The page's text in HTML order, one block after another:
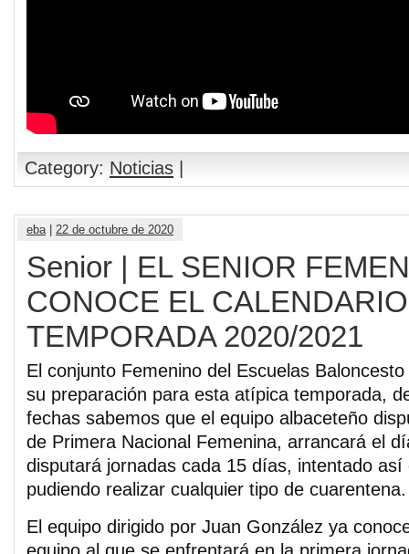
Category: Noticias
eba| 22 de octubre de 2020
Senior | EL SENIOR
CONOCE EL
TEMPORADA 2020/2021
El conjunto Femenino del Escuelas
su preparación para esta atípica temporada,
fechas sabemos que el equipo albaceteño
de Primera Nacional Femenina, arrancará el
disputará jornadas cada 15 días, intentado
pudiendo realizar cualquier tipo de cuarentena.
El equipo dirigido por Juan González ya